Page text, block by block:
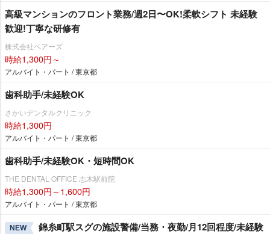
⾼級マンションのフロント業務/週2⽇〜OK!柔軟シフト 未経験
歓迎!丁寧な研修有
株式会社ベアーズ
時給1,300円～
アルバイト・パート / 東京都
歯科助手/未経験OK
さかいデンタルクリニック
時給1,300円
アルバイト・パート / 東京都
歯科助手/未経験OK・短時間OK
THE DENTAL OFFICE 志木駅前院
時給1,300円～1,600円
アルバイト・パート / 東京都
NEW
錦糸町駅スグの施設警備/当務・夜勤/月12回程度/未経験